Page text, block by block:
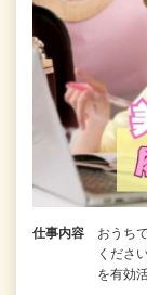
仕事内容
おうち
くださ
を有効